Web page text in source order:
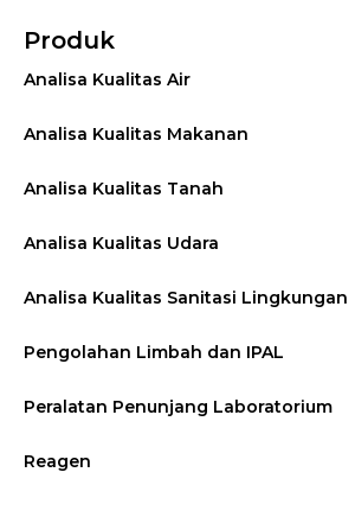
Produk
Analisa Kualitas Air
Analisa Kualitas Makanan
Analisa Kualitas Tanah
Analisa Kualitas Udara
Analisa Kualitas Sanitasi Lingkungan
Pengolahan Limbah dan IPAL
Peralatan Penunjang Laboratorium
Reagen